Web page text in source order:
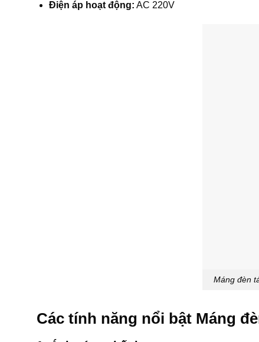
Điện áp hoạt động: AC 220V
Máng đèn
Các tính năng nổi bật Máng